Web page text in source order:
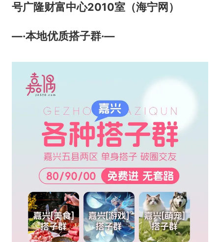
号广隆财富中心2010室（海宁网）
—·本地优质搭子群·—